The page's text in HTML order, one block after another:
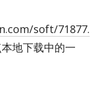
soft/71877.
本地下载中的一